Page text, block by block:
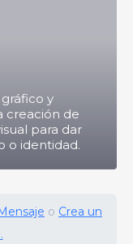
y
creación de
para dar
o identidad.
o Crea un